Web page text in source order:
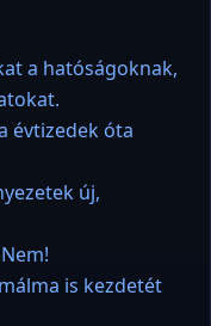
a hatóságoknak,
évtizedek óta
új,
is kezdetét